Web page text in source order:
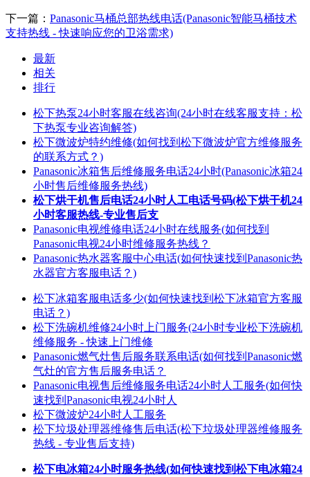
下一篇： Panasonic马桶总部热线电话(Panasonic智能马桶技术
支持热线 - 快速响应您的卫浴需求)
最新
相关
排行
松下热泵24小时客服在线咨询(24小时在线客服支持：松
下热泵专业咨询解答)
松下微波炉特约维修(如何找到松下微波炉官方维修服务
的联系方式？)
Panasonic冰箱售后维修服务电话24小时(Panasonic冰箱24
小时售后维修服务热线)
松下烘干机售后电话24小时人工电话号码(松下烘干机24
小时客服热线-专业售后支
Panasonic电视维修电话24小时在线服务(如何找到
Panasonic电视24小时维修服务热线？
Panasonic热水器客服中心电话(如何快速找到Panasonic热
水器官方客服电话？)
松下冰箱客服电话多少(如何快速找到松下冰箱官方客服
电话？)
松下洗碗机维修24小时上门服务(24小时专业松下洗碗机
维修服务 - 快速上门维修
Panasonic燃气灶售后服务联系电话(如何找到Panasonic燃
气灶的官方售后服务电话？
Panasonic电视售后维修服务电话24小时人工服务(如何快
速找到Panasonic电视24小时人
松下微波炉24小时人工服务
松下垃圾处理器维修售后电话(松下垃圾处理器维修服务
热线 - 专业售后支持)
松下电冰箱24小时服务热线(如何快速找到松下电冰箱24